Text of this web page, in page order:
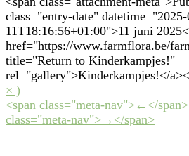
class="entry-date"
11T18:16:56+01:00">11 juni
href="https://www.farmflora.be/
title="Return to Kinderkampjes!"
rel="gallery">Kinderkampjes!</
× )
<span class="meta-nav">←</
class="meta-nav">→</span>